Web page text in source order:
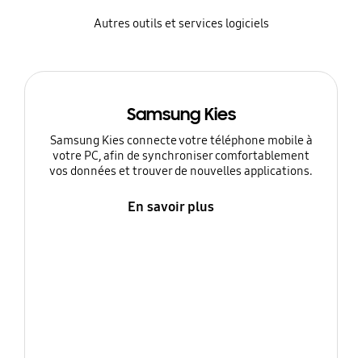
Autres outils et services logiciels
Samsung Kies
Samsung Kies connecte votre téléphone mobile à
votre PC, afin de synchroniser comfortablement
vos données et trouver de nouvelles applications.
En savoir plus